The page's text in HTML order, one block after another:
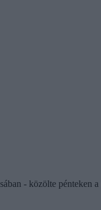
- közölte pénteken